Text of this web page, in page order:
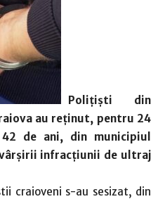
Polițiști din
au reținut, pentru 24
de ani, din municipiul
infracțiunii de ultraj
craioveni s-au sesizat, din